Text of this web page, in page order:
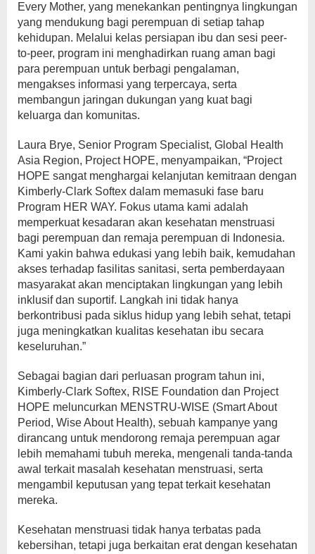
Every Mother, yang menekankan pentingnya lingkungan
yang mendukung bagi perempuan di setiap tahap
kehidupan. Melalui kelas persiapan ibu dan sesi peer-
to-peer, program ini menghadirkan ruang aman bagi
para perempuan untuk berbagi pengalaman,
mengakses informasi yang terpercaya, serta
membangun jaringan dukungan yang kuat bagi
keluarga dan komunitas.
Laura Brye, Senior Program Specialist, Global Health
Asia Region, Project HOPE, menyampaikan, “Project
HOPE sangat menghargai kelanjutan kemitraan dengan
Kimberly-Clark Softex dalam memasuki fase baru
Program HER WAY. Fokus utama kami adalah
memperkuat kesadaran akan kesehatan menstruasi
bagi perempuan dan remaja perempuan di Indonesia.
Kami yakin bahwa edukasi yang lebih baik, kemudahan
akses terhadap fasilitas sanitasi, serta pemberdayaan
masyarakat akan menciptakan lingkungan yang lebih
inklusif dan suportif. Langkah ini tidak hanya
berkontribusi pada siklus hidup yang lebih sehat, tetapi
juga meningkatkan kualitas kesehatan ibu secara
keseluruhan.”
Sebagai bagian dari perluasan program tahun ini,
Kimberly-Clark Softex, RISE Foundation dan Project
HOPE meluncurkan MENSTRU-WISE (Smart About
Period, Wise About Health), sebuah kampanye yang
dirancang untuk mendorong remaja perempuan agar
lebih memahami tubuh mereka, mengenali tanda-tanda
awal terkait masalah kesehatan menstruasi, serta
mengambil keputusan yang tepat terkait kesehatan
mereka.
Kesehatan menstruasi tidak hanya terbatas pada
kebersihan, tetapi juga berkaitan erat dengan kesehatan